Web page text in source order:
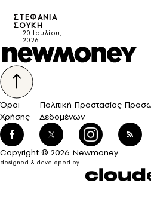
ΣΤΕΦΑΝΊΑ
ΣΟΎΚΗ
20 Ιουλίου,
2026
Όροι
Χρήσης
Πολιτική Προστασίας
Δεδομένων
Copyright © 2026 Newmoney
designed & developed by